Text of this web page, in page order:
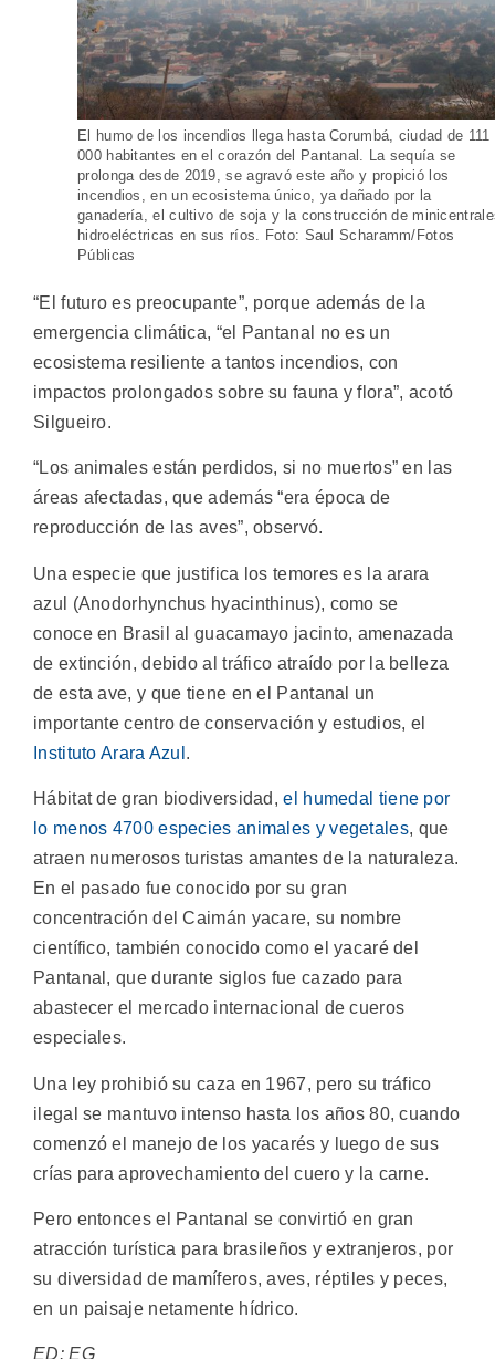
El humo de los incendios llega hasta Corumbá, ciudad de 111
000 habitantes en el corazón del Pantanal. La sequía se
prolonga desde 2019, se agravó este año y propició los
incendios, en un ecosistema único, ya dañado por la
ganadería, el cultivo de soja y la construcción de
hidroeléctricas en sus ríos. Foto: Saul Scharamm/Fotos
Públicas
“El futuro es preocupante”, porque además de la
emergencia climática, “el Pantanal no es un
ecosistema resiliente a tantos incendios, con
impactos prolongados sobre su fauna y flora”, acotó
Silgueiro.
“Los animales están perdidos, si no muertos” en las
áreas afectadas, que además “era época de
reproducción de las aves”, observó.
Una especie que justifica los temores es la arara
azul (Anodorhynchus hyacinthinus), como se
conoce en Brasil al guacamayo jacinto, amenazada
de extinción, debido al tráfico atraído por la belleza
de esta ave, y que tiene en el Pantanal un
importante centro de conservación y estudios, el
Instituto Arara Azul .
Hábitat de gran biodiversidad,el humedal tiene por
lo menos 4700 especies animales y vegetales, que
atraen numerosos turistas amantes de la naturaleza.
En el pasado fue conocido por su gran
concentración del Caimán yacare, su nombre
científico, también conocido como el yacaré del
Pantanal, que durante siglos fue cazado para
abastecer el mercado internacional de cueros
especiales.
Una ley prohibió su caza en 1967, pero su tráfico
ilegal se mantuvo intenso hasta los años 80, cuando
comenzó el manejo de los yacarés y luego de sus
crías para aprovechamiento del cuero y la carne.
Pero entonces el Pantanal se convirtió en gran
atracción turística para brasileños y extranjeros, por
su diversidad de mamíferos, aves, réptiles y peces,
en un paisaje netamente hídrico.
ED: EG